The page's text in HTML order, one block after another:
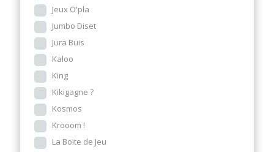
Jeux O'pla
Jumbo Diset
Jura Buis
Kaloo
King
Kikigagne ?
Kosmos
Krooom !
La Boite de Jeu